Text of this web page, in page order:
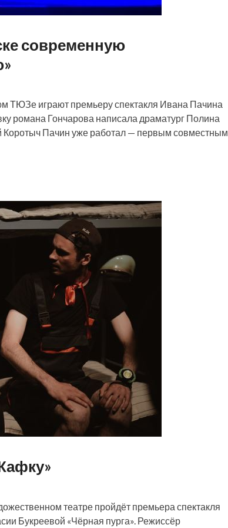
современную
ТЮЗе играют премьеру спектакля Ивана Пачина
романа Гончарова написала драматург Полина
Коротыч Пачин уже работал — первым совместным
театре пройдёт премьера спектакля
Букреевой «Чёрная пурга». Режиссёр